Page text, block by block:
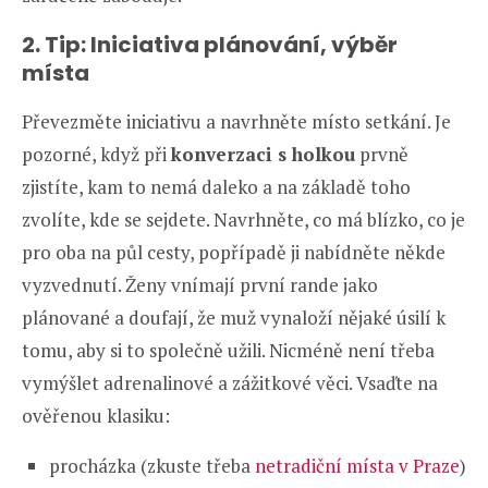
2. Tip: Iniciativa plánování, výběr
místa
Převezměte iniciativu a navrhněte místo setkání. Je
pozorné, když přikonverzaci s holkou prvně
zjistíte, kam to nemá daleko a na základě toho
zvolíte, kde se sejdete. Navrhněte, co má blízko, co je
pro oba na půl cesty, popřípadě ji nabídněte někde
vyzvednutí. Ženy vnímají první rande jako
plánované a doufají, že muž vynaloží nějaké úsilí k
tomu, aby si to společně užili. Nicméně není třeba
vymýšlet adrenalinové a zážitkové věci. Vsaďte na
ověřenou klasiku:
procházka (zkuste třeba netradiční místa v Praze)